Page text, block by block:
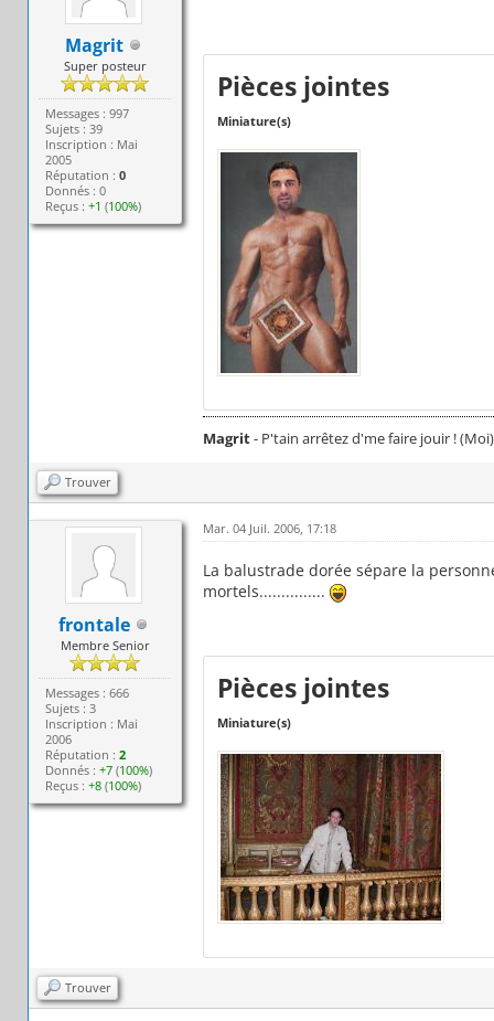
Magrit
Super posteur
Messages : 997
Sujets : 39
Inscription : Mai
2005
Réputation :0
Donnés : 0
Reçus :+1 (100%)
Pièces jointes
Miniature(s)
Magrit- P'tain arrêtez d'me faire jouir ! (Moi)
Trouver
frontale
Membre Senior
Messages : 666
Sujets : 3
Inscription : Mai
2006
Réputation :2
Donnés :+7 (100%)
Reçus :+8 (100%)
Mar. 04 Juil. 2006, 17:18
La balustrade dorée sépare la
mortels...............
Pièces jointes
Miniature(s)
Trouver